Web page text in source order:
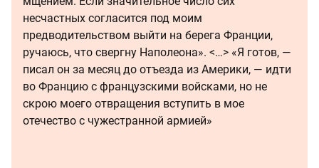
несчастных согласится под моим
предводительством выйти на берега Франции,
ручаюсь, что свергну Наполеона». <…> «Я готов, —
писал он за месяц до отъезда из Америки, — идти
во Францию с французскими войсками, но не
скрою моего отвращения вступить в мое
отечество с чужестранной армией»